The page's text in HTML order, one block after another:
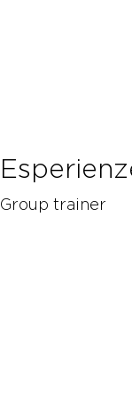
Group trainer